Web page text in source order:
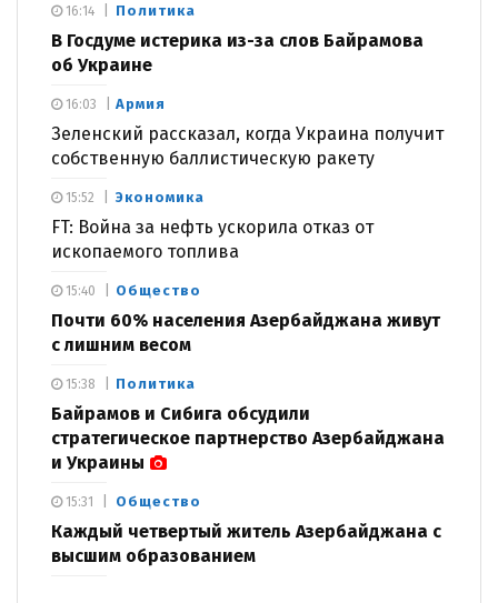
Политика
В Госдуме истерика из-за слов Байрамова
об Украине
16:14
Армия
Зеленский рассказал, когда Украина получит
собственную баллистическую ракету
16:03
Экономика
FT: Война за нефть ускорила отказ от
ископаемого топлива
15:52
Общество
Почти 60% населения Азербайджана живут
с лишним весом
15:40
Политика
Байрамов и Сибига обсудили
стратегическое партнерство Азербайджана
и Украины
15:38
Общество
Каждый четвертый житель Азербайджана с
высшим образованием
15:31